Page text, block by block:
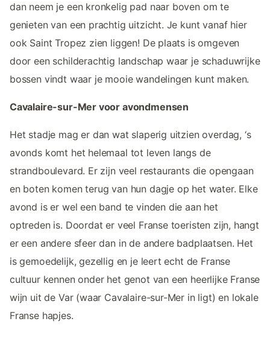
dan neem je een kronkelig pad naar boven om te
genieten van een prachtig uitzicht. Je kunt vanaf hier
ook Saint Tropez zien liggen! De plaats is omgeven
door een schilderachtig landschap waar je schaduwrijke
bossen vindt waar je mooie wandelingen kunt maken.
Cavalaire-sur-Mer voor avondmensen
Het stadje mag er dan wat slaperig uitzien overdag, ‘s
avonds komt het helemaal tot leven langs de
strandboulevard. Er zijn veel restaurants die opengaan
en boten komen terug van hun dagje op het water. Elke
avond is er wel een band te vinden die aan het
optreden is. Doordat er veel Franse toeristen zijn, hangt
er een andere sfeer dan in de andere badplaatsen. Het
is gemoedelijk, gezellig en je leert echt de Franse
cultuur kennen onder het genot van een heerlijke Franse
wijn uit de Var (waar Cavalaire-sur-Mer in ligt) en lokale
Franse hapjes.